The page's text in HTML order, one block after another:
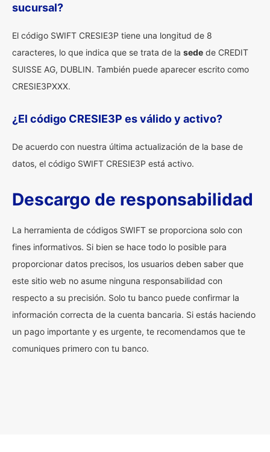
sucursal?
El código SWIFT CRESIE3P tiene una longitud de 8
caracteres, lo que indica que se trata de la sede de CREDIT
SUISSE AG, DUBLIN. También puede aparecer escrito como
CRESIE3PXXX.
¿El código CRESIE3P es válido y activo?
De acuerdo con nuestra última actualización de la base de
datos, el código SWIFT CRESIE3P está activo.
Descargo de responsabilidad
La herramienta de códigos SWIFT se proporciona solo con
fines informativos. Si bien se hace todo lo posible para
proporcionar datos precisos, los usuarios deben saber que
este sitio web no asume ninguna responsabilidad con
respecto a su precisión. Solo tu banco puede confirmar la
información correcta de la cuenta bancaria. Si estás haciendo
un pago importante y es urgente, te recomendamos que te
comuniques primero con tu banco.